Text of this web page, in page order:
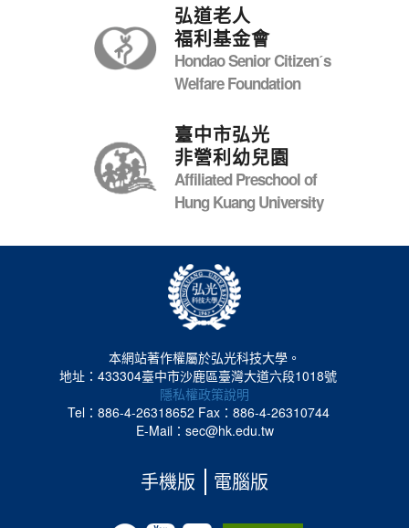
弘道老人
福利基金會
Hondao Senior Citizenˊs
Welfare Foundation
臺中市弘光
非營利幼兒園
Affiliated Preschool of
Hung Kuang University
本網站著作權屬於弘光科技大學。
地址：433304臺中市沙鹿區臺灣大道六段1018號
隱私權政策說明
Tel：886-4-26318652 Fax：886-4-26310744
E-Mail：sec@hk.edu.tw
手機版 電腦版